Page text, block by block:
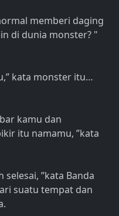
memberi daging
di dunia monster? "
kata monster itu…
kamu dan
itu namamu, ”kata
”kata Banda
suatu tempat dan